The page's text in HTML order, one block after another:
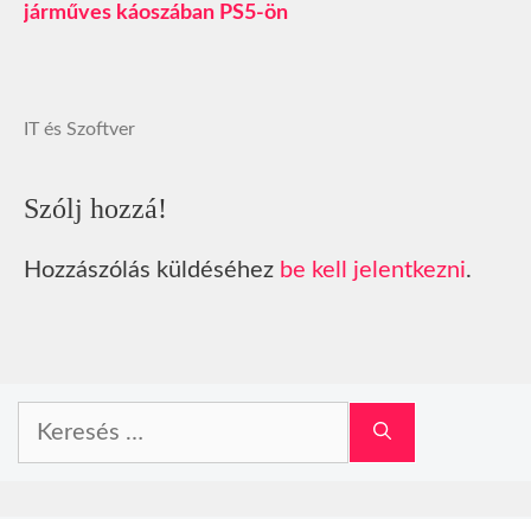
járműves káoszában PS5‑ön
IT és Szoftver
Szólj hozzá!
Hozzászólás küldéséhez be kell jelentkezni.